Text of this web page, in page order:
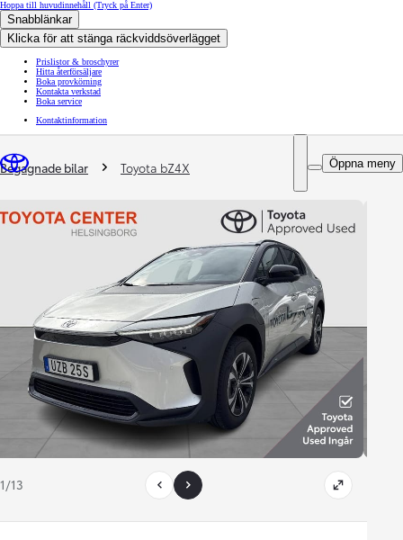
Hoppa till huvudinnehåll (Tryck på Enter)
Snabblänkar
Klicka för att stänga räckviddsöverlägget
Prislistor & broschyrer
Hitta återförsäljare
Boka provkörning
Kontakta verkstad
Boka service
Kontaktinformation
Öppna meny
You are here
Begagnade bilar Toyota bZ4X
1/13